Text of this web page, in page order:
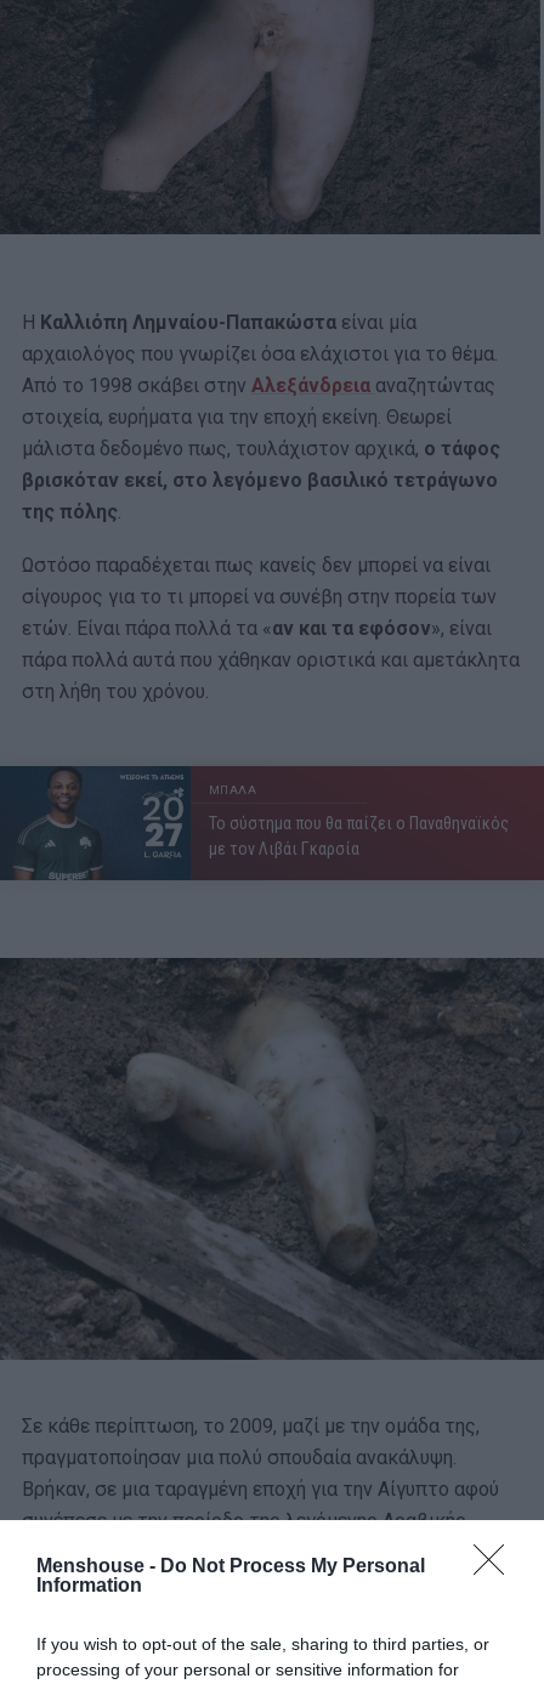
Menshouse - Do Not Process My Personal
Information
If you wish to opt-out of the sale, sharing to third parties, or
processing of your personal or sensitive information for
Η Καλλιόπη Λημναίου-Παπακώστα είναι μία
αρχαιολόγος που γνωρίζει όσα ελάχιστοι για το θέμα.
Από το 1998 σκάβει στην Αλεξάνδρεια αναζητώντας
στοιχεία, ευρήματα για την εποχή εκείνη. Θεωρεί
μάλιστα δεδομένο πως, τουλάχιστον αρχικά, ο τάφος
βρισκόταν εκεί, στο λεγόμενο βασιλικό τετράγωνο
της πόλης
Ωστόσο παραδέχεται πως κανείς δεν μπορεί να είναι
σίγουρος για το τι μπορεί να συνέβη στην πορεία των
ετών. Είναι πάρα πολλά τα «αν και τα εφόσον», είναι
πάρα πολλά αυτά που χάθηκαν οριστικά και αμετάκλητα
στη λήθη του χρόνου.
ΜΠΑΛΑ
Το σύστημα που θα παίζει ο Παναθηναϊκός
με τον Λιβάι Γκαρσία
Σε κάθε περίπτωση, το 2009, μαζί με την ομάδα της,
πραγματοποίησαν μια πολύ σπουδαία ανακάλυψη.
Βρήκαν, σε μια ταραγμένη εποχή για την Αίγυπτο αφού
συνέπεσε με την περίοδο της λεγόμενης Αραβικής
συνέντευξή της στη Lifo πρόκειται για ένα εύρημα
ανυπολόγιστης αξίας. Καθότι μας δείχνει πως ήταν